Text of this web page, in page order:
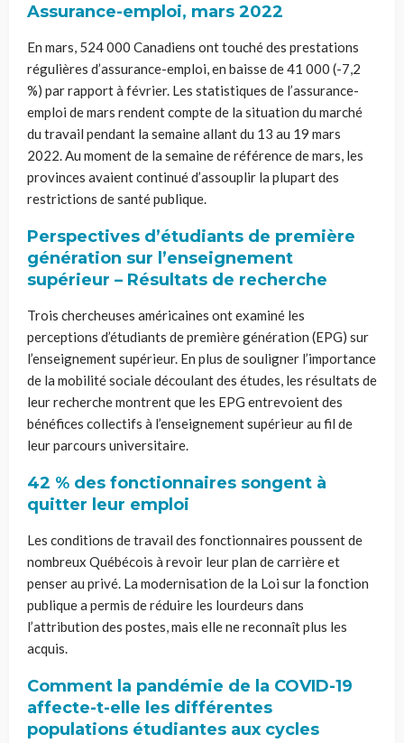
Assurance-emploi, mars 2022
En mars, 524 000 Canadiens ont touché des prestations
régulières d’assurance-emploi, en baisse de 41 000 (-7,2
%) par rapport à février. Les statistiques de l’assurance-
emploi de mars rendent compte de la situation du marché
du travail pendant la semaine allant du 13 au 19 mars
2022. Au moment de la semaine de référence de mars, les
provinces avaient continué d’assouplir la plupart des
restrictions de santé publique.
Perspectives d’étudiants de première
génération sur l’enseignement
supérieur – Résultats de recherche
Trois chercheuses américaines ont examiné les
perceptions d’étudiants de première génération (EPG) sur
l’enseignement supérieur. En plus de souligner l’importance
de la mobilité sociale découlant des études, les résultats de
leur recherche montrent que les EPG entrevoient des
bénéfices collectifs à l’enseignement supérieur au fil de
leur parcours universitaire.
42 % des fonctionnaires songent à
quitter leur emploi
Les conditions de travail des fonctionnaires poussent de
nombreux Québécois à revoir leur plan de carrière et
penser au privé. La modernisation de la Loi sur la fonction
publique a permis de réduire les lourdeurs dans
l’attribution des postes, mais elle ne reconnaît plus les
acquis.
Comment la pandémie de la COVID-19
affecte-t-elle les différentes
populations étudiantes aux cycles